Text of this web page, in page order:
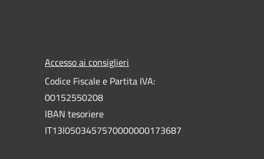
Accesso ai consiglieri
Codice Fiscale e Partita IVA:
00152550208
IBAN tesoriere
IT13I0503457570000000173687